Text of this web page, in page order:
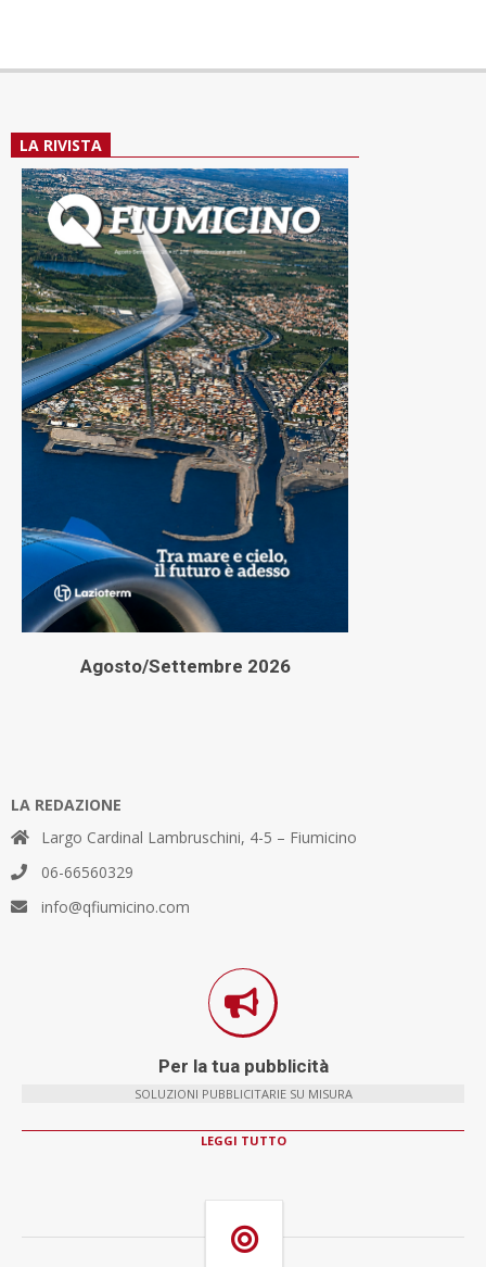
LA RIVISTA
Agosto/Settembre 2026
LA REDAZIONE
Largo Cardinal Lambruschini, 4-5 – Fiumicino
06-66560329
info@qfiumicino.com
Per la tua pubblicità
SOLUZIONI PUBBLICITARIE SU MISURA
LEGGI TUTTO